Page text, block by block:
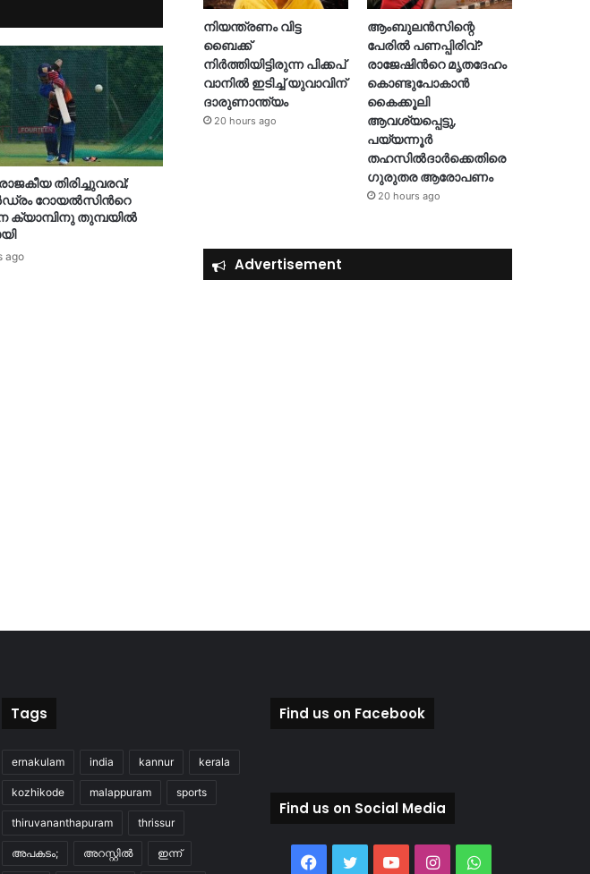
തിരിച്ചുവരവ്;
റോയൽസിന്‍റെ
ക്യാമ്പിനു തുമ്പയില്‍
ago
നിയന്ത്രണം വിട്ട
ബൈക്ക്
നിർത്തിയിട്ടിരുന്ന പിക്കപ്
വാനിൽ ഇടിച്ച് യുവാവിന്
ദാരുണാന്ത്യം
20 hours ago
ആംബുലൻസിന്റെ
പേരിൽ പണപ്പിരിവ്?
രാജേഷിന്‍റെ മൃതദേഹം
കൊണ്ടുപോകാൻ
കൈക്കൂലി
ആവശ്യപ്പെട്ടു,
പയ്യന്നൂർ
തഹസിൽദാർക്കെതിരെ
ഗുരുതര ആരോപണം
20 hours ago
Advertisement
Tags
ernakulam india kannur kerala
kozhikode malappuram sports
thiruvananthapuram thrissur
അപകടം; അറസ്റ്റിൽ ഇന്ന്
Find us on Facebook
Find us on Social Media
Facebook
TwitterYouTubeInstagramWhatsApp